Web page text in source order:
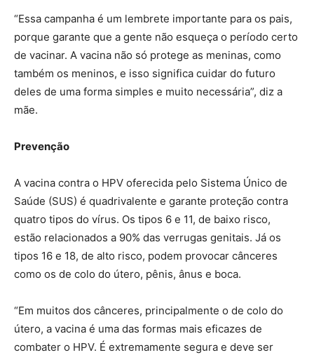
“Essa campanha é um lembrete importante para os pais,
porque garante que a gente não esqueça o período certo
de vacinar. A vacina não só protege as meninas, como
também os meninos, e isso significa cuidar do futuro
deles de uma forma simples e muito necessária”, diz a
mãe.
Prevenção
A vacina contra o HPV oferecida pelo Sistema Único de
Saúde (SUS) é quadrivalente e garante proteção contra
quatro tipos do vírus. Os tipos 6 e 11, de baixo risco,
estão relacionados a 90% das verrugas genitais. Já os
tipos 16 e 18, de alto risco, podem provocar cânceres
como os de colo do útero, pênis, ânus e boca.
“Em muitos dos cânceres, principalmente o de colo do
útero, a vacina é uma das formas mais eficazes de
combater o HPV. É extremamente segura e deve ser